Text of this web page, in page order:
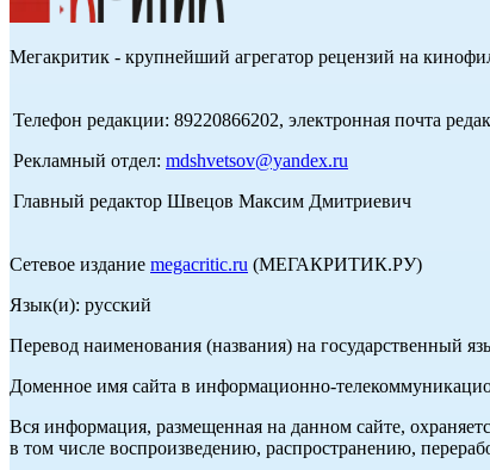
Мегакритик - крупнейший агрегатор рецензий на
Телефон редакции: 89220866202, электронная почта
Рекламный отдел: mdshvetsov@yandex.ru
Главный редактор Швецов Максим Дмитриевич
Сетевое издание megacritic.ru (МЕГАКРИТИК.РУ)
Язык(и): русский
Перевод наименования (названия) на государственный
Доменное имя сайта в информационно-
Вся информация, размещенная на данном сайте,
в том числе воспроизведению, распространению,